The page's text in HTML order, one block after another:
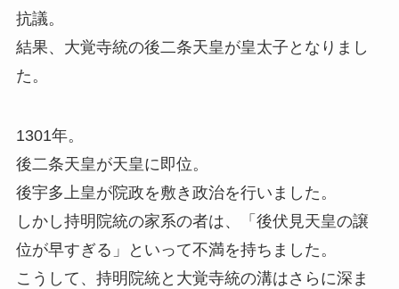
抗議。
結果、大覚寺統の後二条天皇が皇太子となりまし
た。
1301年。
後二条天皇が天皇に即位。
後宇多上皇が院政を敷き政治を行いました。
しかし持明院統の家系の者は、「後伏見天皇の譲
位が早すぎる」といって不満を持ちました。
こうして、持明院統と大覚寺統の溝はさらに深ま